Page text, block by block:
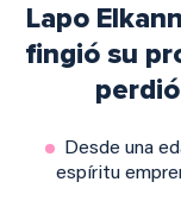
Lapo
fingió su
Desde una
espíritu